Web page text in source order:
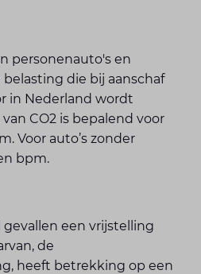
personenauto's en
die bij aanschaf
in Nederland wordt
CO2 is bepalend voor
Voor auto’s zonder
bpm.
een vrijstelling
de
heeft betrekking op een